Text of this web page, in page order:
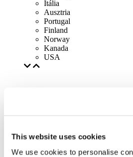
This website uses cookies
We use cookies to personalise
Itália
Ausztria
Portugal
Finland
Norway
Kanada
USA